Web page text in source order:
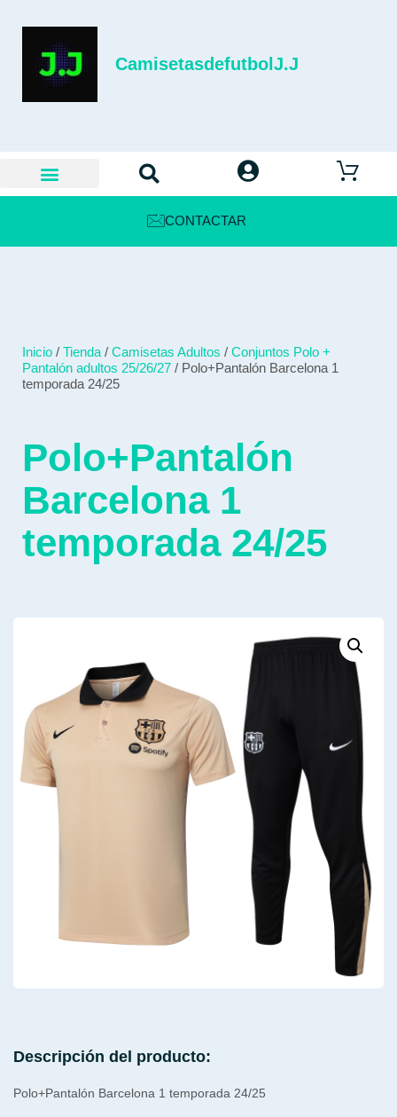
CamisetasdefutbolJ.J
CONTACTAR
Inicio / Tienda / Camisetas Adultos / Conjuntos Polo +
Pantalón adultos 25/26/27 / Polo+Pantalón Barcelona 1
temporada 24/25
Polo+Pantalón
Barcelona 1
temporada 24/25
Descripción del producto:
Polo+Pantalón Barcelona 1 temporada 24/25